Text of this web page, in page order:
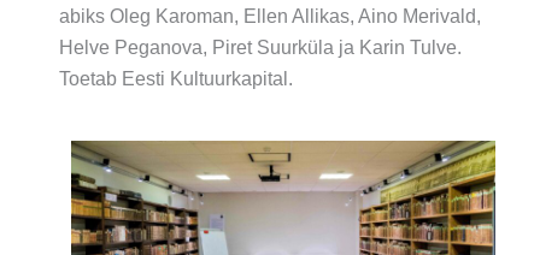
abiks Oleg Karoman, Ellen Allikas, Aino Merivald,
Helve Peganova, Piret Suurküla ja Karin Tulve.
Toetab Eesti Kultuurkapital.